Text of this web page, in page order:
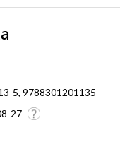
5, 9788301201135
27